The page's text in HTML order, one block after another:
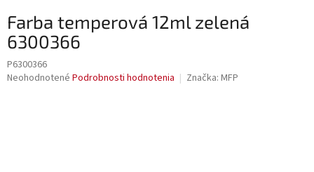
Farba temperová 12ml zelená
6300366
P6300366
Priemerné
Neohodnotené Podrobnosti hodnotenia Značka: MFP